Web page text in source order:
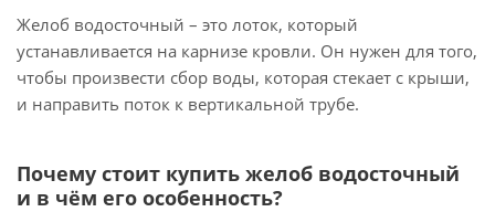
Желоб водосточный – это лоток, который
устанавливается на карнизе кровли. Он нужен для того,
чтобы произвести сбор воды, которая стекает с крыши,
и направить поток к вертикальной трубе.
Почему стоит купить желоб водосточный
и в чём его особенность?